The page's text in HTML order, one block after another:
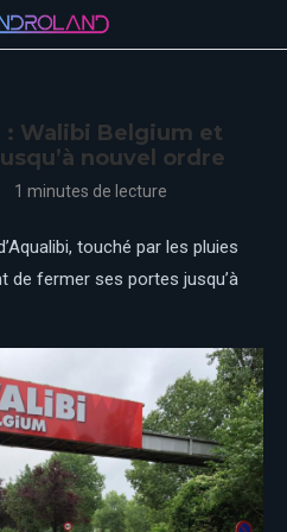
: Walibi Belgium et
nouvel ordre
1 minutes de lecture
touché par les pluies
de fermer ses portes jusqu’à